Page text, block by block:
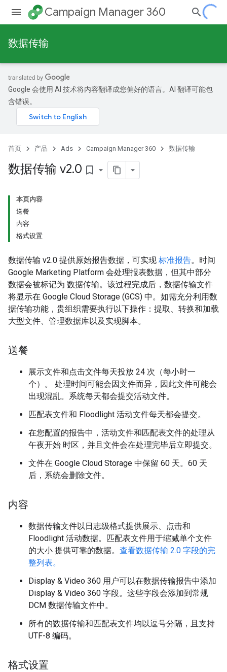
Campaign Manager 360
数据传输
Google 会使用 AI 技术将内容翻译成您偏好的语言。AI 翻译可能包
含错误。
首页 产品 Ads Campaign Manager 360 数据传输
数据传输 v2.0 bookmark_border
本页内容
送餐
内容
格式设置
数据传输 v2.0 提供原始报告数据，可实现 标准报告。时间
Google Marketing Platform 会处理报表数据，但其中部分
数据会被标记为 数据传输。该过程完成后，数据传输文件
将显示在 Google Cloud Storage (GCS) 中。如需充分利用数
据传输功能，贵组织需要执行以下操作：提取、转换和加载
大型文件、管理数据库以及实现脚本。
送餐
展示文件和点击文件每天投放 24 次（每小时一
个）。 处理时间可能会因文件而异，因此文件可能会
出现混乱。系统每天都会提交活动文件。
匹配表文件和 Floodlight 活动文件每天都会提交。
在您配置的报告中，活动文件和匹配表文件的处理从
午夜开始 时区，并且文件会在处理完毕后立即提交。
文件在 Google Cloud Storage 中保留 60 天。60 天
后，系统会删除文件。
内容
数据传输文件以日志级格式提供展示、点击和
Floodlight 活动数据。匹配表文件用于缩减单个文件
的大小 提供可靠的数据。 查看数据传输 2.0 字段的完
整列表。
Display & Video 360 用户可以在数据传输报告中添加
Display & Video 360 字段。这些字段会添加到常规
DCM 数据传输文件中。
所有的数据传输和匹配表文件均以逗号分隔，且支持
UTF-8 编码。
格式设置